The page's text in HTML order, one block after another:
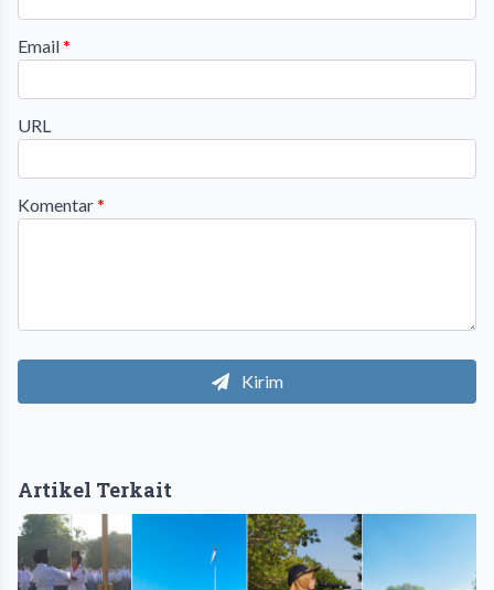
Email*
URL
Komentar*
Kirim
Artikel Terkait